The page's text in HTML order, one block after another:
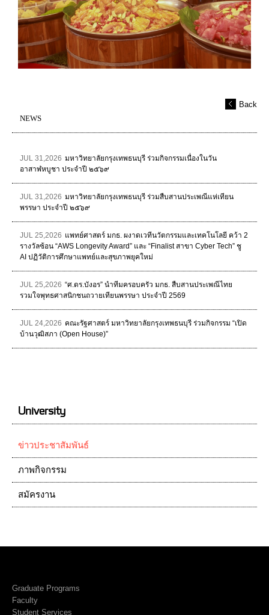
Back
NEWS
JUL 31,2026 มหาวิทยาลัยกรุงเทพธนบุรี ร่วมกิจกรรมเนื่องในวัน
อาสาฬหบูชา ประจำปี ๒๕๖๙
JUL 31,2026 มหาวิทยาลัยกรุงเทพธนบุรี ร่วมสืบสานประเพณีแห่เทียน
พรรษา ประจำปี ๒๕๖๙
JUL 25,2026 แพทย์ศาสตร์ มกธ. ผงาดเวทีนวัตกรรมและเทคโนโลยี คว้า 2
รางวัลซ้อน “AWS Longevity Award” และ “Finalist สาขา Cyber Tech” ชู
AI ปฏิวัติการศึกษาแพทย์และสุขภาพยุคใหม่
JUL 25,2026 “ศ.ดร.บังอร” นำทีมครอบครัว มกธ. สืบสานประเพณีไทย
รวมใจพุทธศาสนิกชนถวายเทียนพรรษา ประจำปี 2569
JUL 24,2026 คณะรัฐศาสตร์ มหาวิทยาลัยกรุงเทพธนบุรี ร่วมกิจกรรม “เปิด
บ้านวุฒิสภา (Open House)”
University
ข่าวประชาสัมพันธ์
ภาพกิจกรรม
สมัครงาน
Graduate Programs
Faculty
Student Services